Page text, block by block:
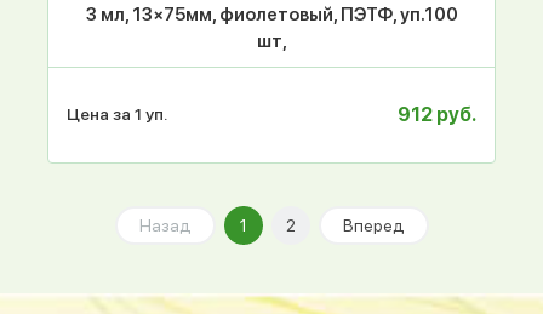
3 мл, 13×75мм, фиолетовый, ПЭТФ, уп.100
шт,
Цена за 1 уп. 912 руб.
Назад 1 2 Вперед